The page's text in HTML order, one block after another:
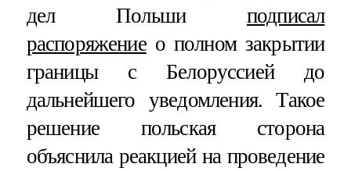
дел Польши подписал
распоряжениео полном закрытии
границы с Белоруссией до
дальнейшего уведомления. Такое
решение польская сторона
объяснила реакцией на проведение